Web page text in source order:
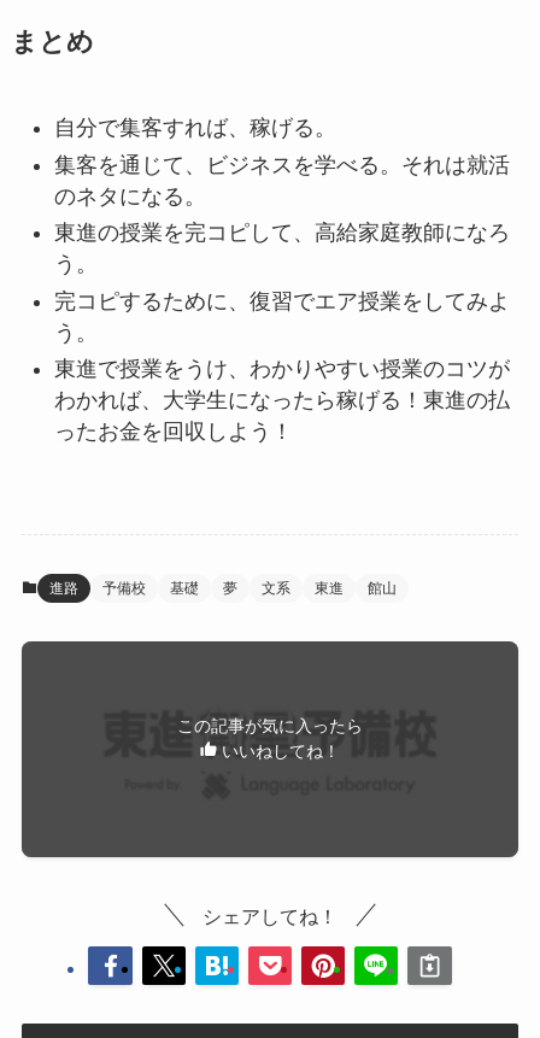
まとめ
自分で集客すれば、稼げる。
集客を通じて、ビジネスを学べる。それは就活
のネタになる。
東進の授業を完コピして、高給家庭教師になろ
う。
完コピするために、復習でエア授業をしてみよ
う。
東進で授業をうけ、わかりやすい授業のコツが
わかれば、大学生になったら稼げる！東進の払
ったお金を回収しよう！
進路 予備校 基礎 夢 文系 東進 館山
この記事が気に入ったら
いいねしてね！
シェアしてね！